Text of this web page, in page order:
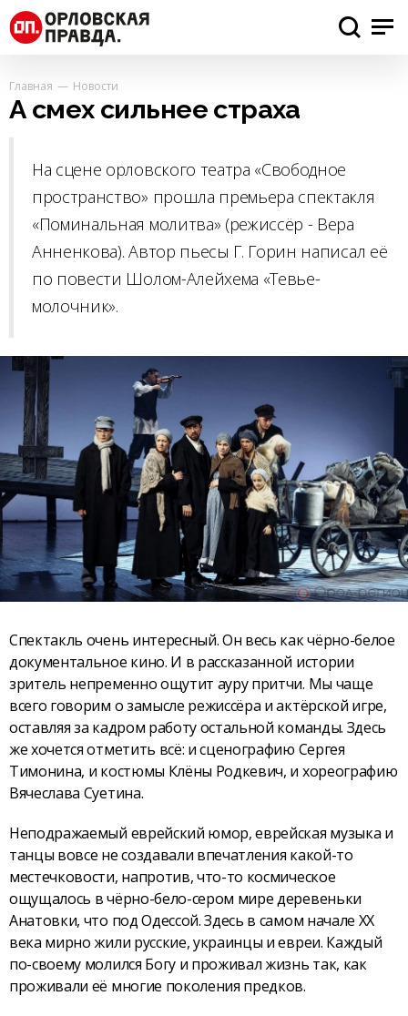
Главная Новости
А смех сильнее страха
На сцене орловского театра «Свободное
пространство» прошла премьера спектакля
«Поминальная молитва» (режиссёр - Вера
Анненкова). Автор пьесы Г. Горин написал её
по повести Шолом-Алейхема «Тевье-
молочник».
Спектакль очень интересный. Он весь как чёрно-белое
документальное кино. И в рассказанной истории
зритель непременно ощутит ауру притчи. Мы чаще
всего говорим о замысле режиссёра и актёрской игре,
оставляя за кадром работу остальной команды. Здесь
же хочется отметить всё: и сценографию Сергея
Тимонина, и костюмы Клёны Родкевич, и хореографию
Вячеслава Суетина.
Неподражаемый еврейский юмор, еврейская музыка и
танцы вовсе не создавали впечатления какой-то
местечковости, напротив, что-то космическое
ощущалось в чёрно-бело-сером мире деревеньки
Анатовки, что под Одессой. Здесь в самом начале XX
века мирно жили русские, украинцы и евреи. Каждый
по-своему молился Богу и проживал жизнь так, как
проживали её многие поколения предков.